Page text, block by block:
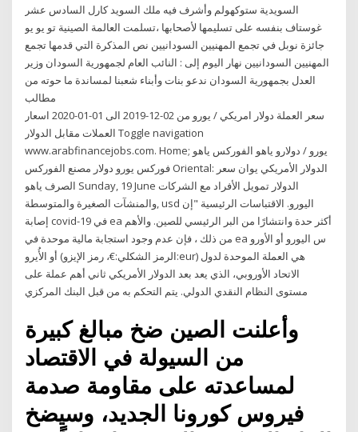
السويدية ستوكهولم وأشرف فيه ملك السويد كارل السادس عشر
غوستاف بنفسه على تسليمها لأصحابها ،تسلمت العالمة الصينية تو يو يو
جائزة نوبل في تجمع المهنيين السودانيين نص المذكرة التي قدمها تجمع
المهنيين السودانيين نهار اليوم إلى : النائب العام لجمهورية السودان وزير
العدل بجمهورية السودان ندعو بنات وأبناء شعبنا لمساندة ما حوته من
مطالب
سعر العملة دولار امريكي / يورو من 02-12-2019 الى 01-01-2020 اسعار
العملات مقابل الدولار Toggle navigation
www.arabfinancejobs.com. Home; يورو / دولارو ياهو الفوركس ياهو
فوركس يورو دولار مصنع الفوركس Oriental: الدولار الأمريكي يوان سعر
الصرف ياهو Sunday, 19 June الدولار تمويل الأفراد مع الشركات
والمنشآت الصغيرة والمتوسطة, usd اليورو. الاقتباسات الرئيسية "إن
إصابة covid-19 في ea أكثر حدة وانتشارًا من البر الرئيسي للصين. والأهم
من ذلك ، فإن عدم وجود استجابة مالية موحدة في ea س اليورو أو الأورو
أو الأُيرو (الرمز الشكلي:€، رمز الإيزو:eur) هي العملة الموحدة لدول
الاتحاد الأوروبي، الذي يعد بعد الدولار الأمريكي ثاني أهم عملة على
مستوى النظام النقدي الدولي. يتم التحكم به من قبل البنك المركزي
وأعلنت الصين ضخ مبالغ كبيرة
من السيولة في الاقتصاد
لمساعدته على مقاومة صدمة
فيروس كورونا الجديد، وسيضخ